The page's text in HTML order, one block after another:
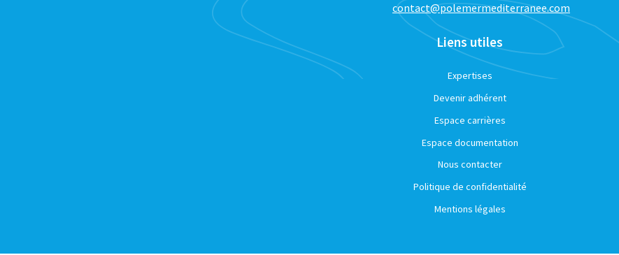
contact@polemermediterranee.com
Liens utiles
Expertises
Devenir adhérent
Espace carrières
Espace documentation
Nous contacter
Politique de confidentialité
Mentions légales